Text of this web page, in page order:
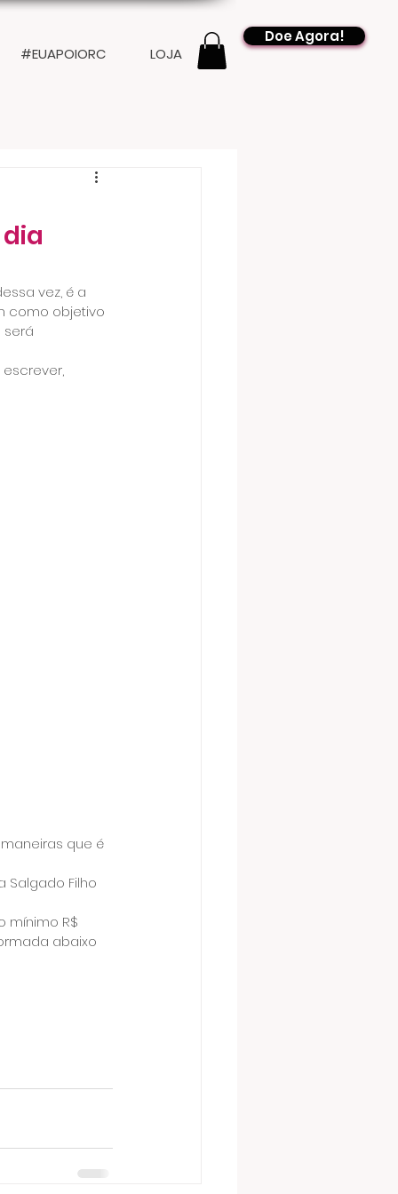
#EUAPOIORC LOJA
Doe Agora!
vez, é a
como objetivo
será
que é
Salgado Filho
mínimo R$
abaixo